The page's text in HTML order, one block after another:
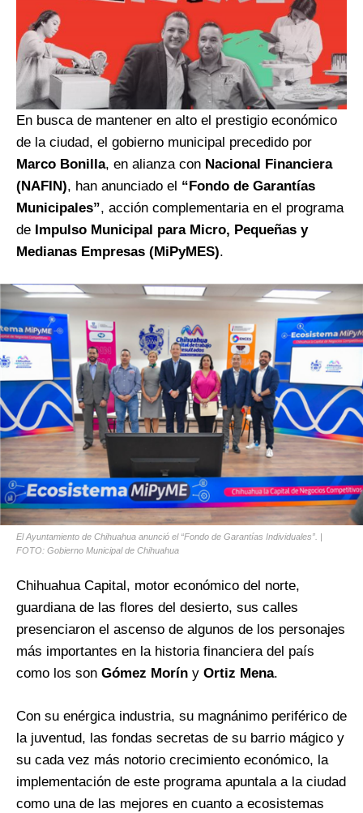
En busca de mantener en alto el prestigio económico
de la ciudad, el gobierno municipal precedido por
Marco Bonilla, en alianza con Nacional Financiera
(NAFIN), han anunciado el “Fondo de Garantías
Municipales”, acción complementaria en el programa
de Impulso Municipal para Micro, Pequeñas y
Medianas Empresas (MiPyMES).
El Ayuntamiento de Chihuahua anunció el “Fondo de Garantías Individuales”. |
FOTO: Gobierno Municipal de Chihuahua
Chihuahua Capital, motor económico del norte,
guardiana de las flores del desierto, sus calles
presenciaron el ascenso de algunos de los personajes
más importantes en la historia financiera del país
como los son Gómez Morín y Ortiz Mena.
Con su enérgica industria, su magnánimo periférico de
la juventud, las fondas secretas de su barrio mágico y
su cada vez más notorio crecimiento económico, la
implementación de este programa apuntala a la ciudad
como una de las mejores en cuanto a ecosistemas